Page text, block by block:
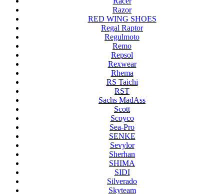
Razor
RED WING SHOES
Regal Raptor
Regulmoto
Remo
Repsol
Rexwear
Rhema
RS Taichi
RST
Sachs MadAss
Scott
Scoyco
Sea-Pro
SENKE
Sevylor
Sherhan
SHIMA
SIDI
Silverado
Skyteam